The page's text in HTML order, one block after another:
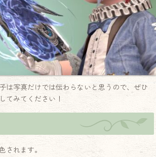
は写真だけでは伝わらないと思うので、ぜひ
てみてください！
されます。